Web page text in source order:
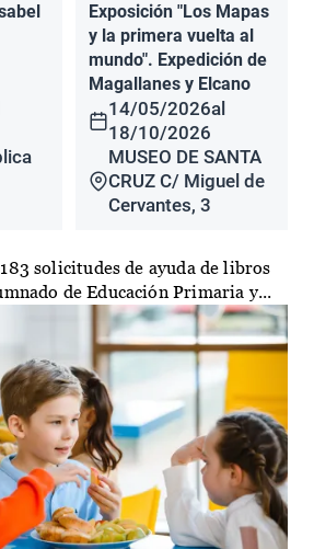
Exposición "Los Mapas
y la primera vuelta al
mundo". Expedición de
Magallanes y Elcano
14/05/2026al
18/10/2026
MUSEO DE SANTA
CRUZ C/ Miguel de
Cervantes, 3
solicitudes de ayuda de libros
de Educación Primaria y...